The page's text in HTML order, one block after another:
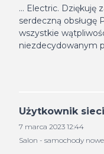
... Electric. Dziękuję
serdeczną obsługę
wszystkie
niezdecydowanym
Użytkownik sieci
7 marca 2023 12:44
Salon - samochody nowe